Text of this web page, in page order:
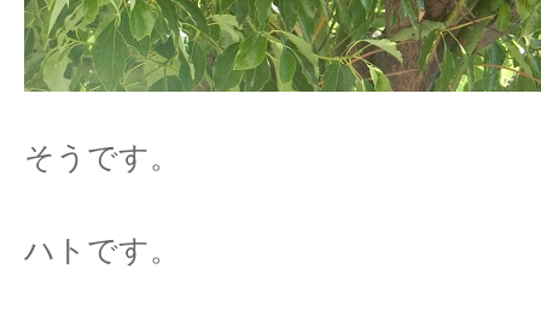
そうです。
ハトです。